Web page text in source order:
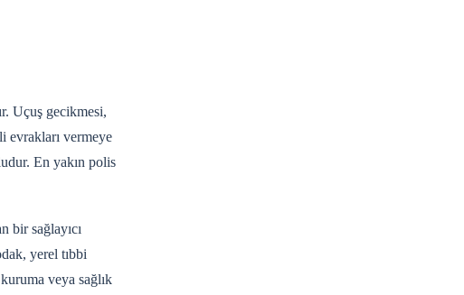
Uçuş gecikmesi,
evrakları vermeye
En yakın polis
bir sağlayıcı
yerel tıbbi
veya sağlık